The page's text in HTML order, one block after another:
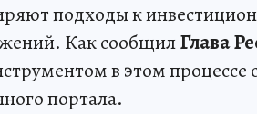
подходы к
Как сообщилГлава
в этом процессе
портала.